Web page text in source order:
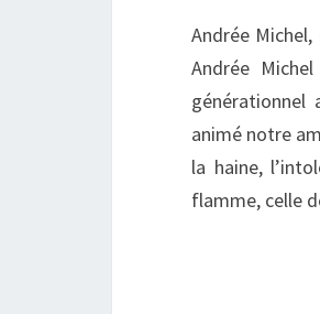
Andrée
Andrée
générationnel
animé notre
la haine,
flamme, celle